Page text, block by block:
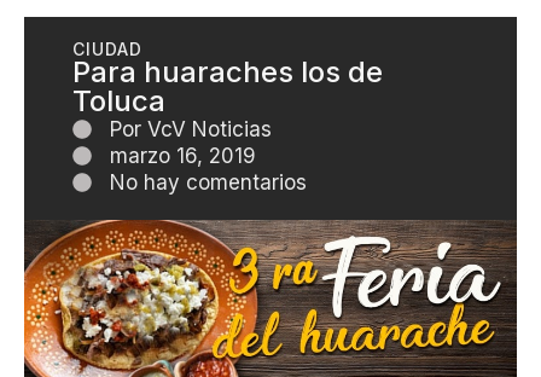
CIUDAD
Para huaraches los de
Toluca
Por VcV Noticias
marzo 16, 2019
No hay comentarios